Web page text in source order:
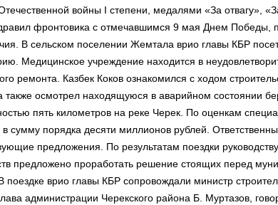
войны I степени, медалями «За отвагу»,
фронтовика с отмечавшимся 9 мая Днем Победы,
В сельском поселении Жемтала врио главы КБР
Медицинское учреждение находится в
ремонта. Казбек Коков ознакомился с ходом
также осмотрел находящуюся в аварийном состоянии
пять километров на реке Черек. По оценкам
в сумму порядка десяти миллионов рублей.
предложения. По результатам поездки
предложено проработать решение стоящих перед
поездке врио главы КБР сопровождали министр
администрации Черекского района Б. Муртазов,